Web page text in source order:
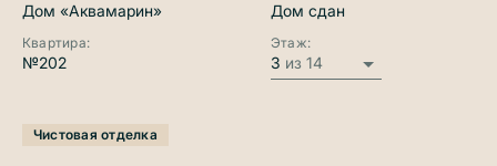
Дом «Аквамарин» Дом сдан
Квартира:
№202
Этаж:
3 из 14
Чистовая отделка